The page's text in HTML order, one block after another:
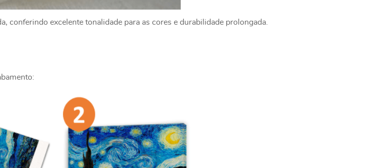
conferindo excelente tonalidade para as cores e durabilidade prolongada.